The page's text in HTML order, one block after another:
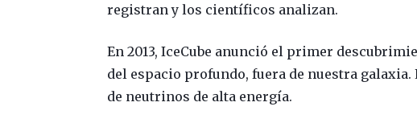
registran y los científicos analizan.
En 2013, IceCube anunció el primer
del espacio profundo, fuera de nuestra
de neutrinos de alta energía.